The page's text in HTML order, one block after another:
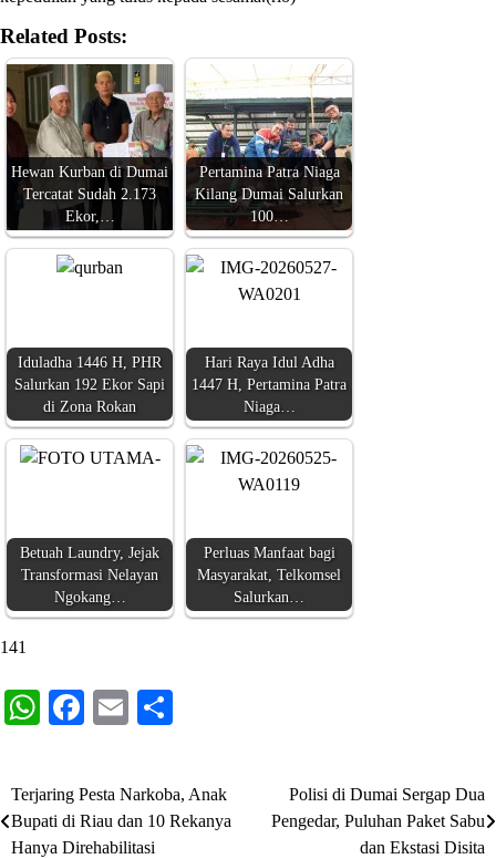
Related Posts:
Hewan Kurban di Dumai
Tercatat Sudah 2.173
Ekor,…
Pertamina Patra Niaga
Kilang Dumai Salurkan
100…
Iduladha 1446 H, PHR
Salurkan 192 Ekor Sapi
di Zona Rokan
Hari Raya Idul Adha
1447 H, Pertamina Patra
Niaga…
Betuah Laundry, Jejak
Transformasi Nelayan
Ngokang…
Perluas Manfaat bagi
Masyarakat, Telkomsel
Salurkan…
141
WhatsApp
Facebook
Email
Navigasi
pos
Terjaring Pesta Narkoba, Anak
Bupati di Riau dan 10 Rekanya
Hanya Direhabilitasi
Polisi di Dumai Sergap Dua
Pengedar, Puluhan Paket Sabu
dan Ekstasi Disita